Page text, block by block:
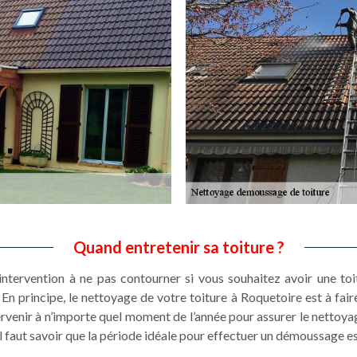
Quand entretenir sa toiture ?
à ne pas contourner si vous souhaitez avoir une
principe, le nettoyage de votre toiture à Roquetoire est à
à n’importe quel moment de l’année pour assurer le
faut savoir que la période idéale pour effectuer un démoussage